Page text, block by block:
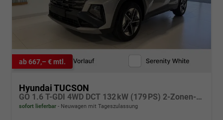
ab 667,– € mtl.
Hyundai TUCSON
GO 1.6 T-GDI 4WD DCT 132 kW (179 PS) 2-Zonen-Klimaautomatik, Sitzheizung, Lenkradheizung, Navigationssystem, DAB, Android Auto, Apple CarPlay, Rückfahrkamera, Einparkhilfe vorne und hinten, 18 Zoll Leichtmetallfelgen, uvm.
sofort lieferbar Neuwagen mit Tageszulassung